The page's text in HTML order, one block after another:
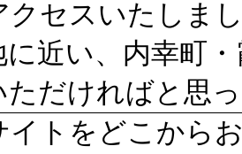
クセスいたしま
に近い、内幸町
ただければと思
イトをどこから